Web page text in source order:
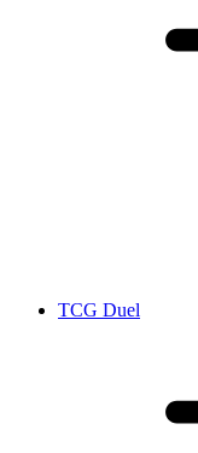
TCG Duel